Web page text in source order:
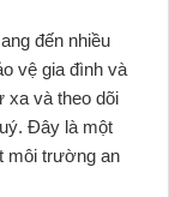
đến nhiều
vệ gia đình và
xa và theo dõi
Đây là một
môi trường an